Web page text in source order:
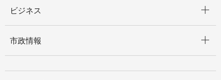
ビジネス
市政情報